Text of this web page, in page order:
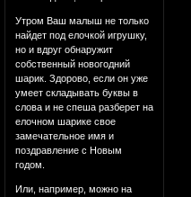
Утром Ваш малыш не только
найдет под елочкой игрушку,
но и вдруг обнаружит
собственный новогодний
шарик. Здорово, если он уже
умеет складывать буквы в
слова и не спеша разберет на
елочном шарике свое
замечательное имя и
поздравление с Новым
годом.
Или, например, можно на